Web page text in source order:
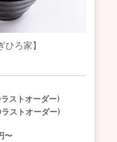
ひろ家】
ストオーダー)
ストオーダー)
〜